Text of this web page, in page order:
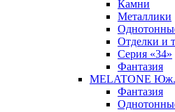
Камни
Металлики
Отделки и
Серия «34»
Фантазия
MELATONE Юж.
Фантазия